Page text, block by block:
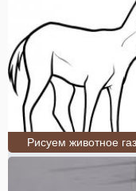
Рисуем животное